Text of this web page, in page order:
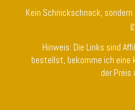
Kein Schnickschnack,
Hinweis: Die Links sind
bestellst, bekomme ich eine
der Preis